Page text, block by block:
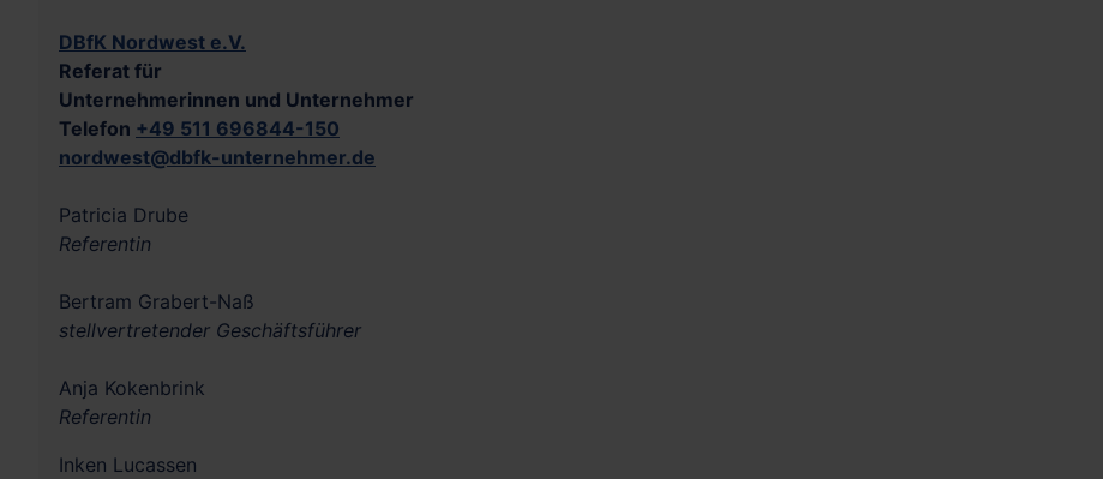
DBfK Nordwest e.V.
Referat für
Unternehmerinnen und Unternehmer
Telefon +49 511 696844-150
nordwest@dbfk-unternehmer.de
Patricia Drube
Referentin
Bertram Grabert-Naß
stellvertretender Geschäftsführer
Anja Kokenbrink
Referentin
Inken Lucassen